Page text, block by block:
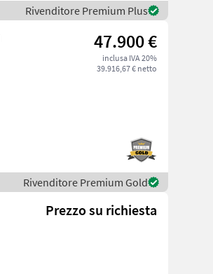
Rivenditore Premium Plus
47.900 €
inclusa IVA 20%
39.916,67 € netto
Rivenditore Premium Gold
Prezzo su richiesta